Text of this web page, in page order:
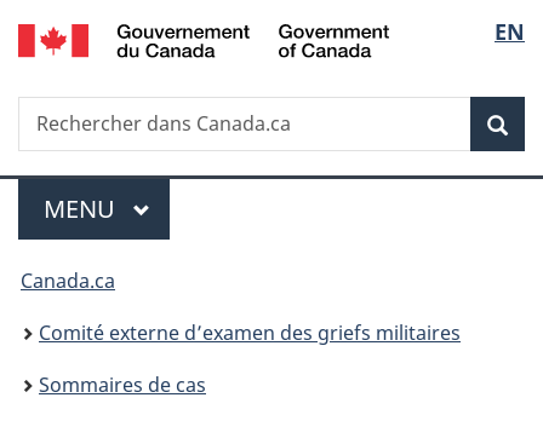
Passer
au
principal
Passer
à
Au
du
Passer
à
version
simplifiée
de
la
EN
Recherche
Rechercher
dans
Menu
MENU PRINCIPAL
Vous
êtes
ici :
Canada.ca
Comité externe d’examen des griefs militaires
Sommaires de cas